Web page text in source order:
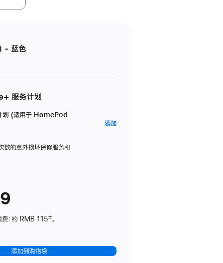
- 蓝色
服务计划
(适用于 HomePod
数的意外损坏保修服务和
添加AppleCare+
：约 RMB 115‡。
添加到购物袋